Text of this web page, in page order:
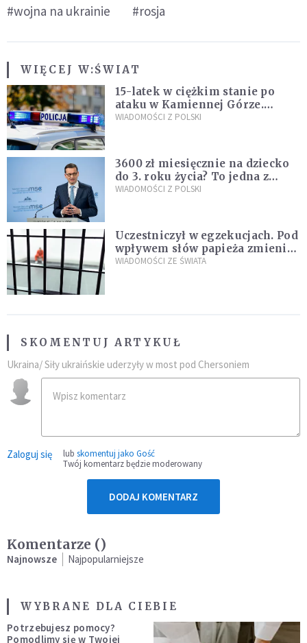
#wojna na ukrainie #rosja
WIĘCEJ W:ŚWIAT
15-latek w ciężkim stanie po
ataku w Kamiennej Górze.
Policja zatrzymała dwóch
WIADOMOŚCI Z POLSKI
3600 zł miesięcznie na dziecko
do 3. roku życia? To jedna z
propozycji programu "Rozwój
WIADOMOŚCI Z POLSKI
Uczestniczył w egzekucjach. Pod
wpływem słów papieża zmienił
zdanie
WIADOMOŚCI ZE ŚWIATA
SKOMENTUJ ARTYKUŁ
Ukraina/ Siły ukraińskie uderzyły w most pod Chersoniem
Zaloguj się lub skomentuj jako Gość
Twój komentarz będzie moderowany
DODAJ KOMENTARZ
Komentarze ()
Najnowsze Najpopularniejsze
WYBRANE DLA CIEBIE
Potrzebujesz pomocy?
Pomodlimy się w Twojej